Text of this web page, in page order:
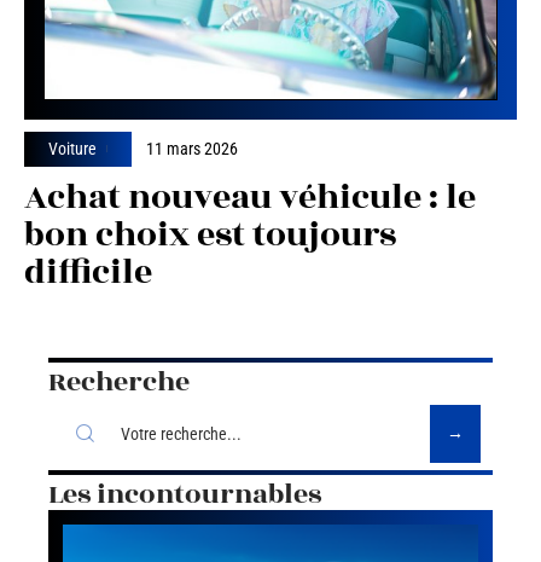
Voiture 11 mars 2026
Achat nouveau véhicule : le
bon choix est toujours
difficile
Recherche
Les incontournables